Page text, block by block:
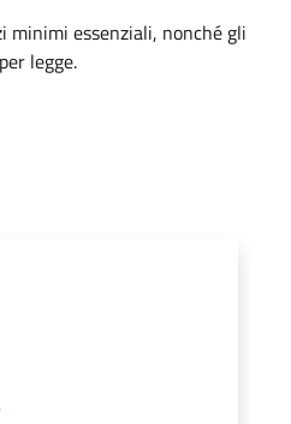
essenziali, nonché gli
legge.